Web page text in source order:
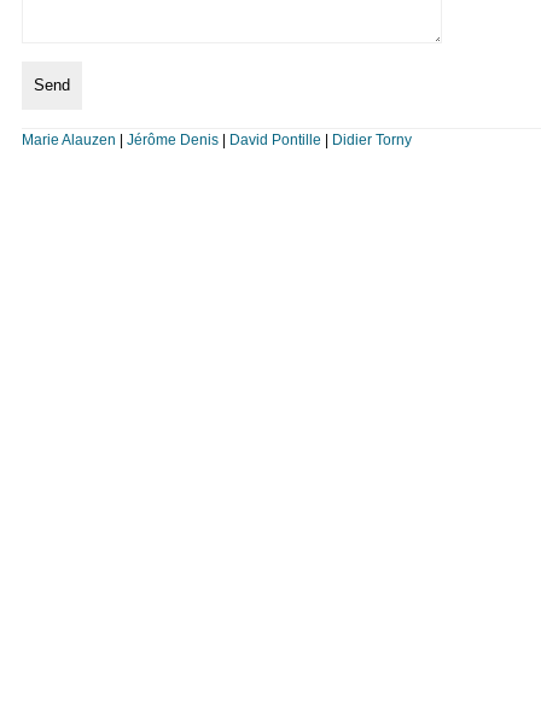
Marie Alauzen Jérôme Denis| David Pontille Didier Torny